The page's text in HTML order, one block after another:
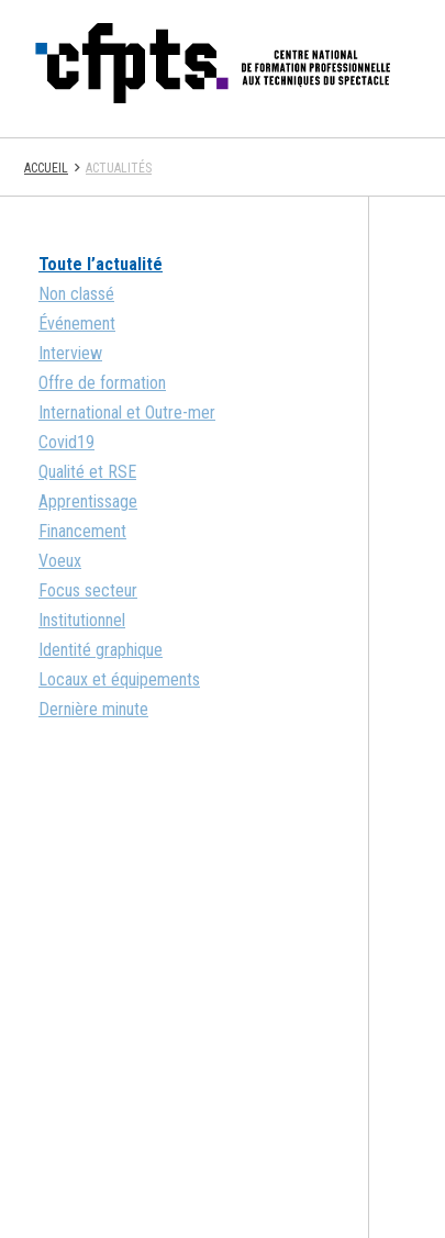
ACCUEIL ACTUALITÉS
Toute l’actualité
Non classé
Événement
Interview
Offre de formation
International et Outre-mer
Covid19
Qualité et RSE
Apprentissage
Financement
Voeux
Focus secteur
Institutionnel
Identité graphique
Locaux et équipements
Dernière minute